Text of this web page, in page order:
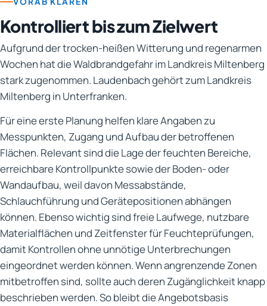
Kontrolliert bis zum Zielwert
Aufgrund der trocken-heißen Witterung und regenarmen
Wochen hat die Waldbrandgefahr im Landkreis Miltenberg
stark zugenommen. Laudenbach gehört zum Landkreis
Miltenberg in Unterfranken.
Für eine erste Planung helfen klare Angaben zu
Messpunkten, Zugang und Aufbau der betroffenen
Flächen. Relevant sind die Lage der feuchten Bereiche,
erreichbare Kontrollpunkte sowie der Boden- oder
Wandaufbau, weil davon Messabstände,
Schlauchführung und Gerätepositionen abhängen
können. Ebenso wichtig sind freie Laufwege, nutzbare
Materialflächen und Zeitfenster für Feuchteprüfungen,
damit Kontrollen ohne unnötige Unterbrechungen
eingeordnet werden können. Wenn angrenzende Zonen
mitbetroffen sind, sollte auch deren Zugänglichkeit knapp
beschrieben werden. So bleibt die Angebotsbasis